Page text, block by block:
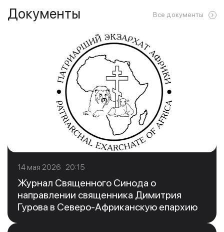
Документы Все документы
14 мая 2026 20:15
Журнал Священного Синода о
направлении священника Димитрия
Гурова в Северо-Африканскую епархию